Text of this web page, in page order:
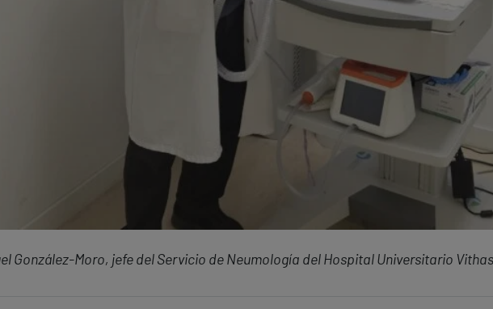
González-Moro, jefe del Servicio de Neumología del Hospital Universitario